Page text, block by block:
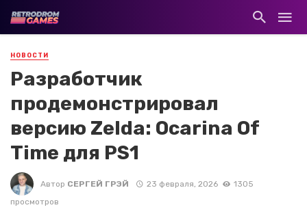
НОВОСТИ
Разработчик
продемонстрировал
версию Zelda: Ocarina Of
Time для PS1
Автор СЕРГЕЙ ГРЭЙ 23 февраля, 2026
1305
просмотров